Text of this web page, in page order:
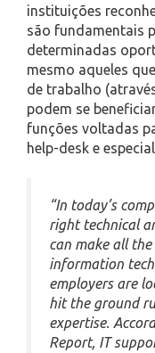
instituições
são fundamentais
determinadas
mesmo aqueles
de trabalho
podem se
funções voltadas
help-desk e
“In today’s
right technical
can make all
information
employers are
hit the ground
expertise.
Report, IT